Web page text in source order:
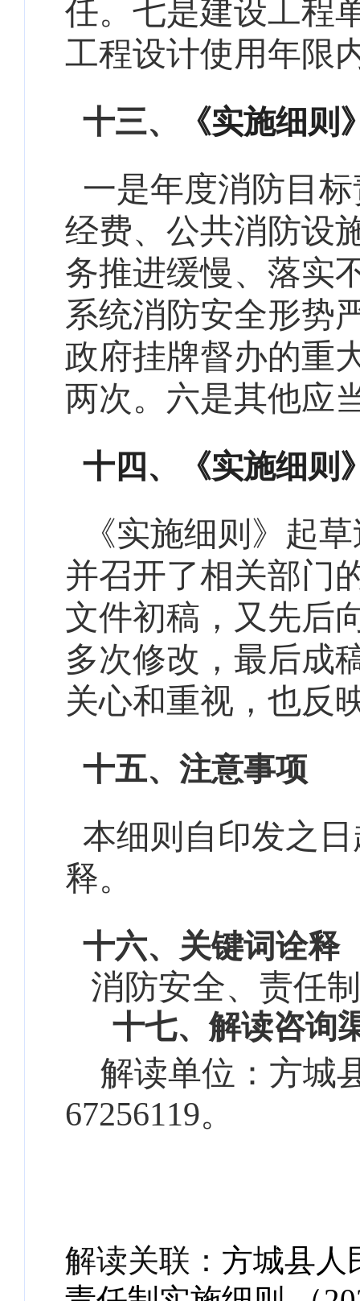
任。七是建设工程
工程设计使用年限
十三、 《实施细
一是年度消防目
经费、公共消防设
务推进缓慢、落实
系统消防安全形势
政府挂牌督办的重
两次。六是其他应
十四、《实施细则
《实施细则》起
并召开了相关部门
文件初稿，又先后
多次修改，最后成
关心和重视，也反
十五、注意事项
本细则自印发之
释。
十六、关键词诠释
消防安全、责任
十七、解读咨询
解读单位：方城
67256119。
解读关联： 方城县人